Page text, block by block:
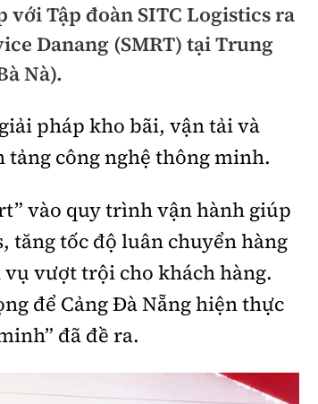
thủy
hải
Nhà thầu
Thi viết về Ngành
Công nghệ mới
với Tập đoàn SITC Logistics ra
Danang (SMRT) tại Trung
Nà).
pháp kho bãi, vận tải và
công nghệ thông minh.
vào quy trình vận hành giúp
tăng tốc độ luân chuyển hàng
vượt trội cho khách hàng.
để Cảng Đà Nẵng hiện thực
đã đề ra.